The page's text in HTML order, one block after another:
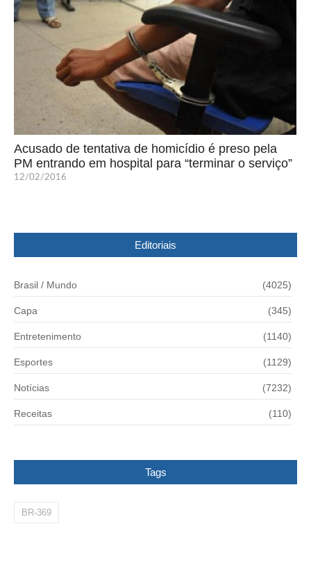
Acusado de tentativa de homicídio é preso pela
PM entrando em hospital para “terminar o serviço”
12/02/2016
Editoriais
Brasil / Mundo (4025)
Capa (345)
Entretenimento (1140)
Esportes (1129)
Notícias (7232)
Receitas (110)
Tags
BR-369